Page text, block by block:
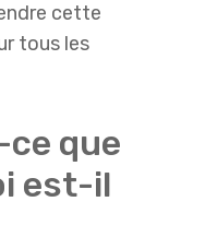
cette
tous les
ce que
est-il